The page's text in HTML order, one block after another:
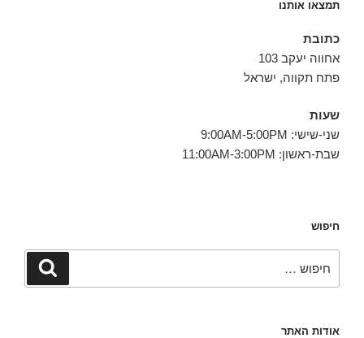
תמצאו אותנו
כתובת
אחווה יעקב 103
פתח תקווה, ישראל
שעות
שני-שישי: 9:00AM-5:00PM
שבת-ראשון: 11:00AM-3:00PM
חיפוש
אודות האתר